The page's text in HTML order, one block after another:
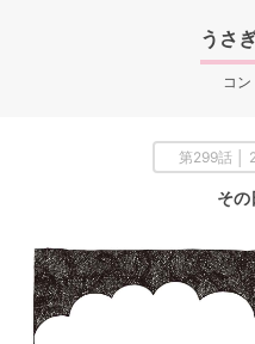
うさ
コン
第299話 │
その